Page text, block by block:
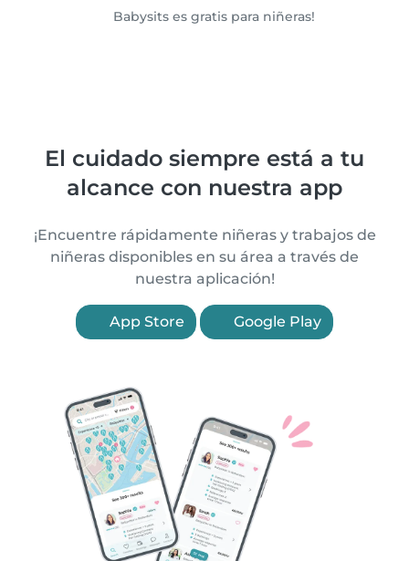
Babysits es gratis para niñeras!
El cuidado siempre está a tu
alcance con nuestra app
¡Encuentre rápidamente niñeras y trabajos de
niñeras disponibles en su área a través de
nuestra aplicación!
App Store Google Play